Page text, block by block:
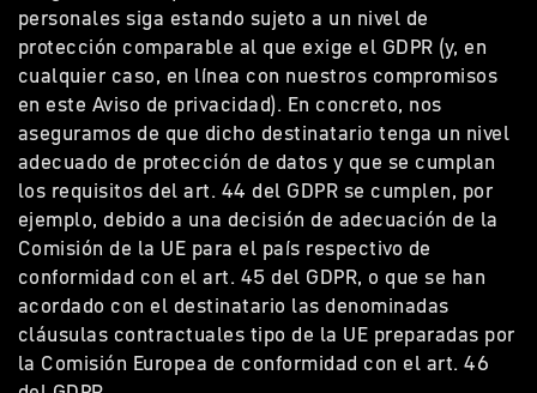
personales siga estando sujeto a un nivel de
protección comparable al que exige el GDPR (y, en
cualquier caso, en línea con nuestros compromisos
en este Aviso de privacidad). En concreto, nos
aseguramos de que dicho destinatario tenga un nivel
adecuado de protección de datos y que se cumplan
los requisitos del art. 44 del GDPR se cumplen, por
ejemplo, debido a una decisión de adecuación de la
Comisión de la UE para el país respectivo de
conformidad con el art. 45 del GDPR, o que se han
acordado con el destinatario las denominadas
cláusulas contractuales tipo de la UE preparadas por
la Comisión Europea de conformidad con el art. 46